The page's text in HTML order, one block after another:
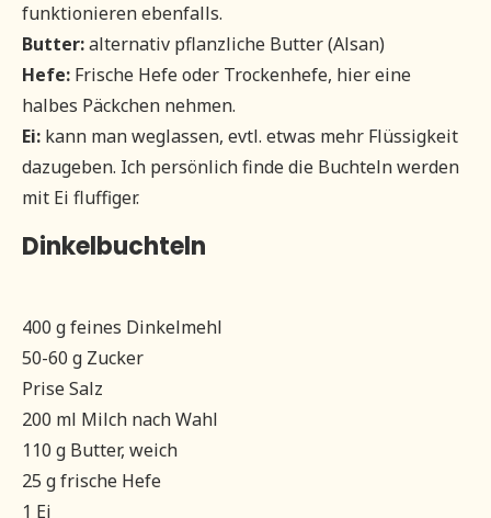
funktionieren ebenfalls.
Butter:alternativ pflanzliche Butter (Alsan)
Hefe: Frische Hefe oder Trockenhefe, hier eine
halbes Päckchen nehmen.
Ei: kann man weglassen, evtl. etwas mehr Flüssigkeit
dazugeben. Ich persönlich finde die Buchteln werden
mit Ei fluffiger.
Dinkelbuchteln
400 g feines Dinkelmehl
50-60 g Zucker
Prise Salz
200 ml Milch nach Wahl
110 g Butter, weich
25 g frische Hefe
1 Ei